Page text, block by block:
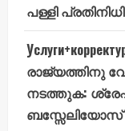
പള്ളി
രാജ്യത്തിനു
നടത്തുക: